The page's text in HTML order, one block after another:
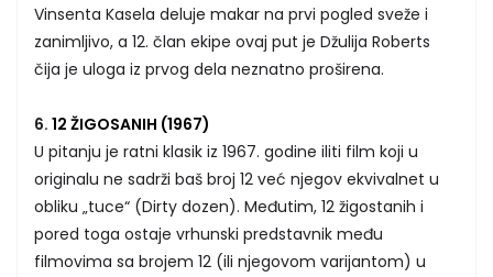
Vinsenta Kasela deluje makar na prvi pogled sveže i
zanimljivo, a 12. član ekipe ovaj put je Džulija Roberts
čija je uloga iz prvog dela neznatno proširena.
6. 12 ŽIGOSANIH (1967)
U pitanju je ratni klasik iz 1967. godine iliti film koji u
originalu ne sadrži baš broj 12 već njegov ekvivalnet u
obliku „tuce“ (Dirty dozen). Međutim, 12 žigostanih i
pored toga ostaje vrhunski predstavnik među
filmovima sa brojem 12 (ili njegovom varijantom) u